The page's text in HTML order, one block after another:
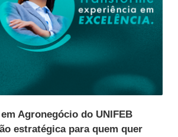
Agronegócio do UNIFEB
estratégica para quem quer